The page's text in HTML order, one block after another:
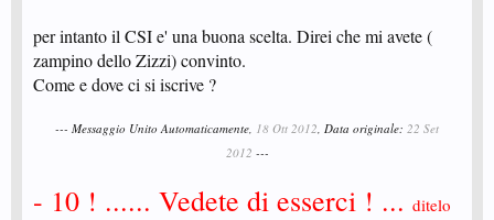
per intanto il CSI e' una buona scelta. Direi che mi avete (
zampino dello Zizzi) convinto.
Come e dove ci si iscrive ?
--- Messaggio Unito Automaticamente, 18 Ott 2012, Data originale: 22 Set
2012 ---
- 10 ! ...... Vedete di esserci ! ... ditelo